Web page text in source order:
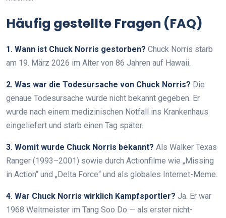
Häufig gestellte Fragen (FAQ)
1. Wann ist Chuck Norris gestorben? Chuck Norris starb
am 19. März 2026 im Alter von 86 Jahren auf Hawaii.
2. Was war die Todesursache von Chuck Norris? Die
genaue Todesursache wurde nicht bekannt gegeben. Er
wurde nach einem medizinischen Notfall ins Krankenhaus
eingeliefert und starb einen Tag später.
3. Womit wurde Chuck Norris bekannt? Als Walker Texas
Ranger (1993–2001) sowie durch Actionfilme wie „Missing
in Action“ und „Delta Force“ und als globales Internet-Meme.
4. War Chuck Norris wirklich Kampfsportler? Ja. Er war
1968 Weltmeister im Tang Soo Do — als erster nicht-